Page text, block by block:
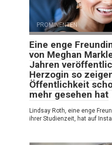
PROMINENTEN
Eine enge
von Meghan
Jahren
Herzogin so
Öffentlichkeit
mehr gesehen hat
Lindsay Roth, eine enge
ihrer Studienzeit, hat auf